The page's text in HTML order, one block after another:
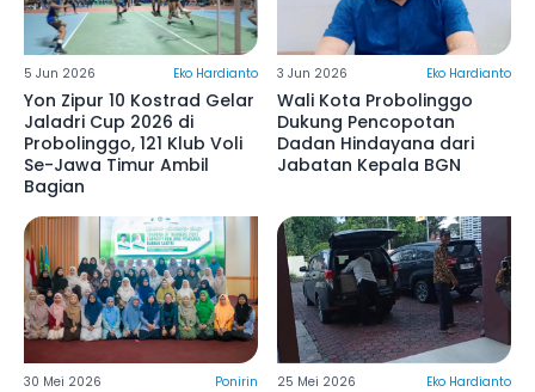
5 Jun 2026 Eko Hardianto
Yon Zipur 10 Kostrad Gelar
Jaladri Cup 2026 di
Probolinggo, 121 Klub Voli
Se-Jawa Timur Ambil
Bagian
3 Jun 2026 Eko Hardianto
Wali Kota Probolinggo
Dukung Pencopotan
Dadan Hindayana dari
Jabatan Kepala BGN
30 Mei 2026 Ponirin 25 Mei 2026 Eko Hardianto